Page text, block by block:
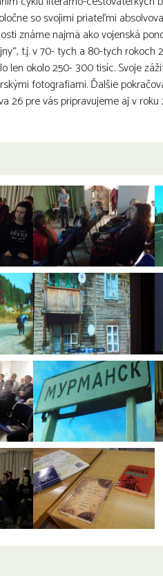
so svojimi priateľmi
známe najmä ako vojenská
t.j. v 70- tych a 80-tych
len okolo 250- 300 tisíc. Svoje
fotografiami. Ďalšie
26 pre vás pripravujeme aj v roku